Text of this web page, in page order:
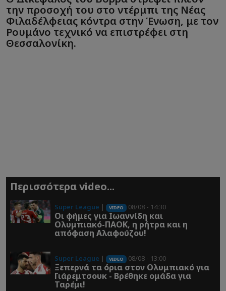
την προσοχή του στο ντέρμπι της Νέας
Φιλαδέλφειας κόντρα στην Ένωση, με τον
Ρουμάνο τεχνικό να επιστρέφει στη
Θεσσαλονίκη.
Περισσότερα video...
Super League | VIDEO 08/08 - 14:30
Οι φήμες για Ιωαννίδη και
Ολυμπιακό-ΠΑΟΚ, η ρήτρα και η
απόφαση Αλαφούζου!
Super League | VIDEO 08/08 - 13:00
Ξεπερνά τα όρια στον Ολυμπιακό για
Γιάρεμτσουκ - Βρέθηκε ομάδα για
Ταρέμι!